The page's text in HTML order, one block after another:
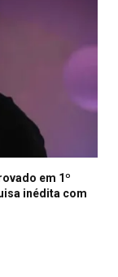
em 1º
inédita com